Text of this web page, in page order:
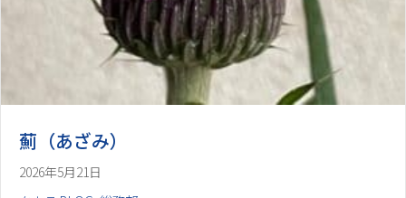
薊（あざみ）
2026年5月21日